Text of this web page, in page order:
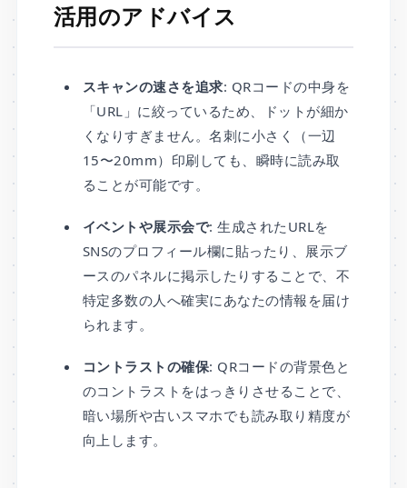
活用のアドバイス
スキャンの速さを追求: QRコードの中身を
「URL」に絞っているため、ドットが細か
くなりすぎません。名刺に小さく（一辺
15〜20mm）印刷しても、瞬時に読み取
ることが可能です。
イベントや展示会で: 生成されたURLを
SNSのプロフィール欄に貼ったり、展示ブ
ースのパネルに掲示したりすることで、不
特定多数の人へ確実にあなたの情報を届け
られます。
コントラストの確保: QRコードの背景色と
のコントラストをはっきりさせることで、
暗い場所や古いスマホでも読み取り精度が
向上します。